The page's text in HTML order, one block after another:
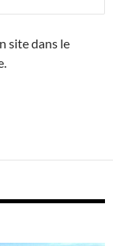
site dans le